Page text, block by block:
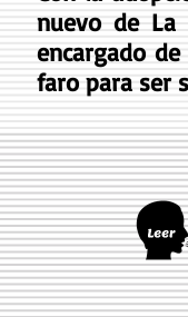
nuevo de La
encargado
faro para ser